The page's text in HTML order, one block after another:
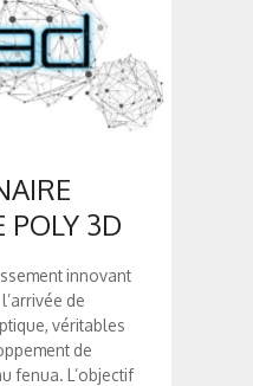
POLY 3D
innovant
de
véritables
de
fenua. L’objectif